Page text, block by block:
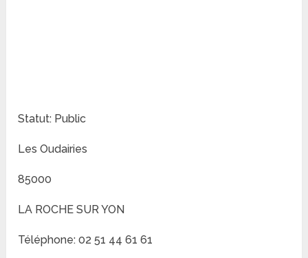
Statut: Public
Les Oudairies
85000
LA ROCHE SUR YON
Téléphone: 02 51 44 61 61